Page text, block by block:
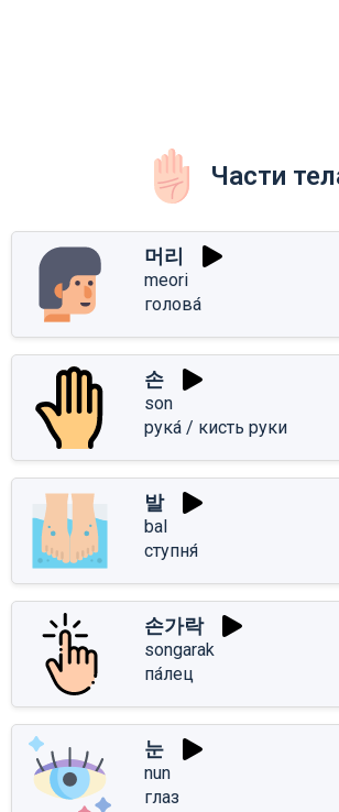
Части
머리
meori
голова́
손
son
рука́ / кисть руки
발
bal
ступня́
손가락
songarak
па́лец
눈
nun
глаз